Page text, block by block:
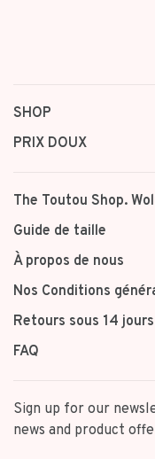
SHOP
PRIX DOUX
The Toutou Shop.
Guide de taille
À propos de nous
Nos Conditions
Retours sous 14 jours
FAQ
Sign up for our
news and product